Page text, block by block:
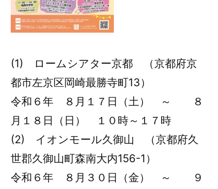
(1) ロームシアター京都 （京都府京
都市左京区岡崎最勝寺町13）
令和６年 ８月１７日（土） ～ ８
月１８日（日） １０時～１７時
(2) イオンモール久御山 （京都府久
世郡久御山町森南大内156-1）
令和６年 ８月３０日（金） ～ ９